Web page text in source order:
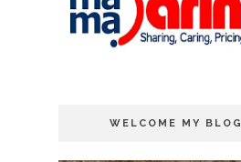
WELCOME MY BLOG